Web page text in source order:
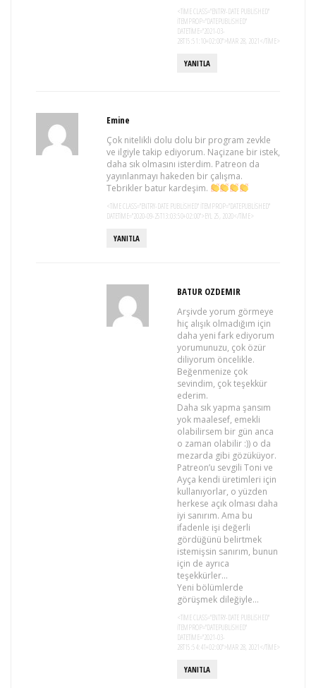
<TIME CLASS="ENTRY-DATE PUBLISHED"
ITEMPROP="DATEPUBLISHED"
DATETIME="2021-03-
28T15:51:10+02:00">MAR 28, 2021</TIME>
YANITLA
Emine
Çok nitelikli dolu dolu bir program zevkle
ve ilgiyle takip ediyorum. Naçizane bir istek,
daha sık olmasını isterdim. Patreon da
yayınlanmayı hakeden bir çalışma.
Tebrikler batur kardeşim.
<TIME CLASS="ENTRY-DATE PUBLISHED" ITEMPROP="DATEPUBLISHED"
DATETIME="2020-09-25T13:03:50+02:00">EYL 25, 2020</TIME>
YANITLA
BATUR OZDEMIR
Arşivde yorum görmeye
hiç alışık olmadığım için
daha yeni fark ediyorum
yorumunuzu, çok özür
diliyorum öncelikle.
Beğenmenize çok
sevindim, çok teşekkür
ederim.
Daha sık yapma şansım
yok maalesef, emekli
olabilirsem bir gün anca
o zaman olabilir :)) o da
mezarda gibi gözüküyor.
Patreon’u sevgili Toni ve
Ayça kendi üretimleri için
kullanıyorlar, o yüzden
herkese açık olması daha
iyi sanırım. Ama bu
ifadenle işi değerli
gördüğünü belirtmek
istemişsin sanırım, bunun
için de ayrıca
teşekkürler…
Yeni bölümlerde
görüşmek dileğiyle…
<TIME CLASS="ENTRY-DATE PUBLISHED"
ITEMPROP="DATEPUBLISHED"
DATETIME="2021-03-
28T15:54:41+02:00">MAR 28, 2021</TIME>
YANITLA